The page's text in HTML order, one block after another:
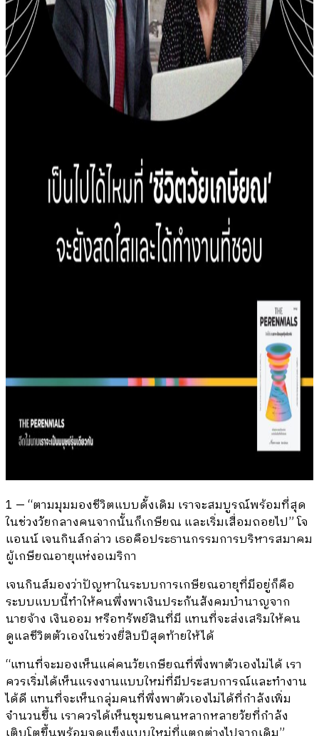
1 — “ตามมุมมองชีวิตแบบดั้งเดิม เราจะสมบูรณ์พร้อมที่สุด
ในช่วงวัยกลางคนจากนั้นก็เกษียณ และเริ่มเสื่อมถอยไป” โจ
แอนน์ เจนกินส์กล่าว เธอคือประธานกรรมการบริหารสมาคม
ผู้เกษียณอายุแห่งอเมริกา
เจนกินส์มองว่าปัญหาในระบบการเกษียณอายุที่มีอยู่ก็คือ
ระบบแบบนี้ทำให้คนพึ่งพาเงินประกันสังคมบำนาญจาก
นายจ้าง เงินออม หรือทรัพย์สินที่มี แทนที่จะส่งเสริมให้คน
ดูแลชีวิตตัวเองในช่วงยี่สิบปีสุดท้ายให้ได้
“แทนที่จะมองเห็นแค่คนวัยเกษียณที่พึ่งพาตัวเองไม่ได้ เรา
ควรเริ่มได้เห็นแรงงานแบบใหม่ที่มีประสบการณ์และทำงาน
ได้ดี แทนที่จะเห็นกลุ่มคนที่พึ่งพาตัวเองไม่ได้ที่กำลังเพิ่ม
จำนวนขึ้น เราควรได้เห็นชุมชนคนหลากหลายวัยที่กำลัง